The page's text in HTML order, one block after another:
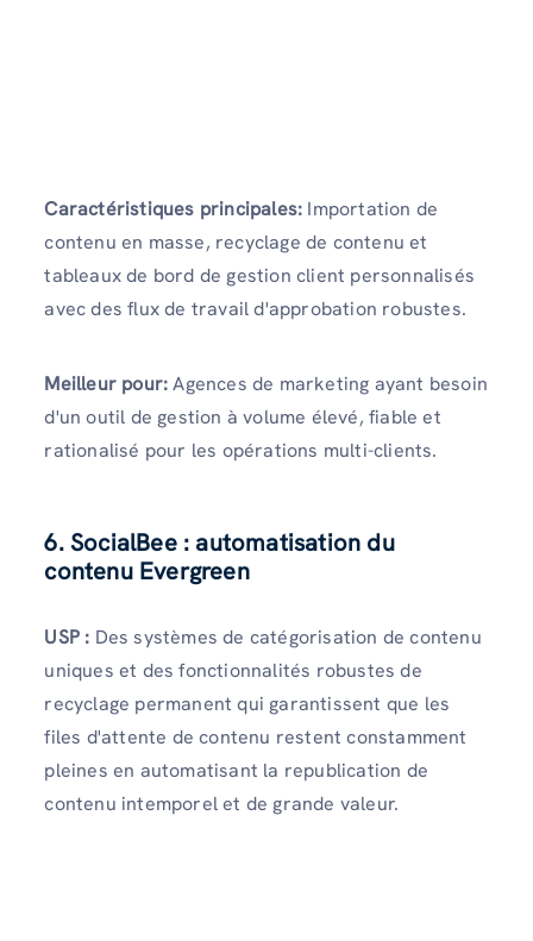
Caractéristiques principales: Importation de
contenu en masse, recyclage de contenu et
tableaux de bord de gestion client personnalisés
avec des flux de travail d'approbation robustes.
Meilleur pour:Agences de marketing ayant besoin
d'un outil de gestion à volume élevé, fiable et
rationalisé pour les opérations multi-clients.
6. SocialBee : automatisation du
contenu Evergreen
USP : Des systèmes de catégorisation de contenu
uniques et des fonctionnalités robustes de
recyclage permanent qui garantissent que les
files d'attente de contenu restent constamment
pleines en automatisant la republication de
contenu intemporel et de grande valeur.